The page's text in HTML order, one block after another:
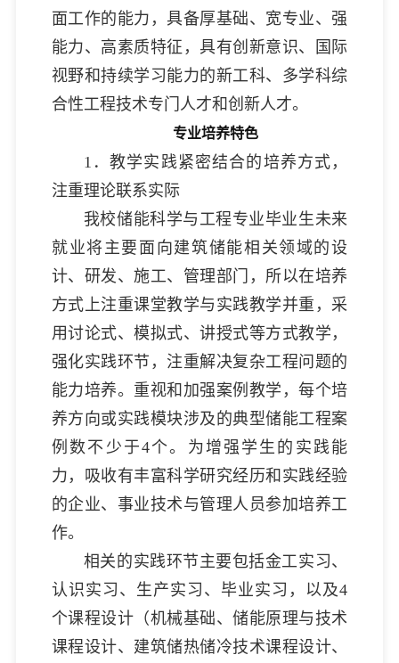
面工作的能力，具备厚基础、宽专业、强
能力、高素质特征，具有创新意识、国际
视野和持续学习能力的新工科、多学科综
合性工程技术专门人才和创新人才。
专业培养特色
1．教学实践紧密结合的培养方式，
注重理论联系实际
我校储能科学与工程专业毕业生未来
就业将主要面向建筑储能相关领域的设
计、研发、施工、管理部门，所以在培养
方式上注重课堂教学与实践教学并重，采
用讨论式、模拟式、讲授式等方式教学，
强化实践环节，注重解决复杂工程问题的
能力培养。重视和加强案例教学，每个培
养方向或实践模块涉及的典型储能工程案
例数不少于4个。为增强学生的实践能
力，吸收有丰富科学研究经历和实践经验
的企业、事业技术与管理人员参加培养工
作。
相关的实践环节主要包括金工实习、
认识实习、生产实习、毕业实习，以及4
个课程设计（机械基础、储能原理与技术
课程设计、建筑储热储冷技术课程设计、